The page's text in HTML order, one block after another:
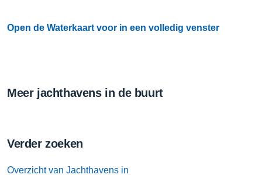
Open de Waterkaart voor in een volledig venster
Meer jachthavens in de buurt
Verder zoeken
Overzicht van Jachthavens in